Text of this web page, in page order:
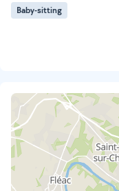
Baby-sitting